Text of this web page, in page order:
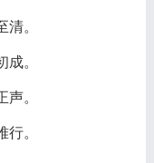
。
。
声。
。